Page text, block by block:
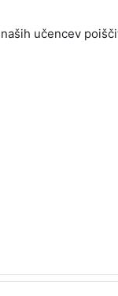
učencev